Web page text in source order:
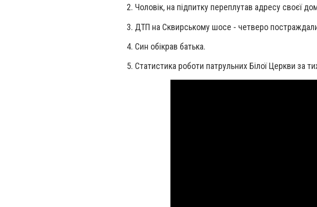
2. Чоловік, на підпитку переплутав адресу своєї
3. ДТП на Сквирському шосе - четверо
4. Син обікрав батька.
5. Статистика роботи патрульних Білої Церкви за